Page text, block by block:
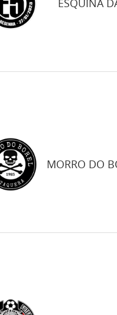
ESQUINA
MORRO DO